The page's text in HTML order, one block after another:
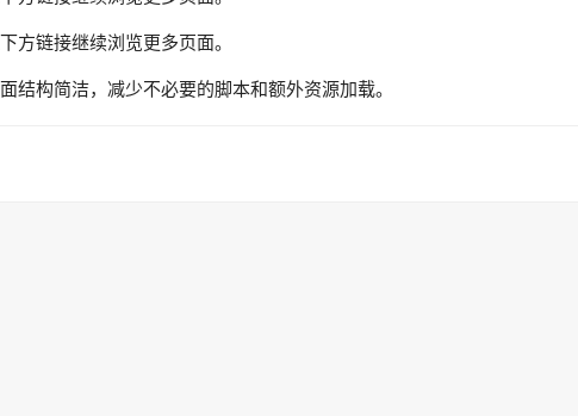
方链接继续浏览更多页面。
结构简洁，减少不必要的脚本和额外资源加载。